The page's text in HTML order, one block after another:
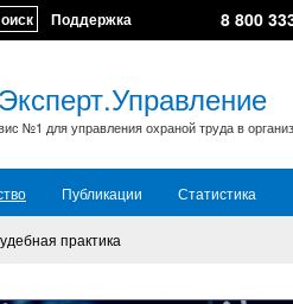
Поддержка 8 800
№1 для управления охраной труда в
Публикации Статистика
практика